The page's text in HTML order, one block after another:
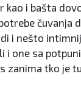
kao i bašta
čuvanja
i nešto
i one sa
zanima tko je